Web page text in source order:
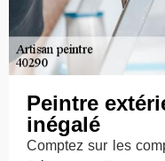
Peintre
inégalé
Comptez sur les